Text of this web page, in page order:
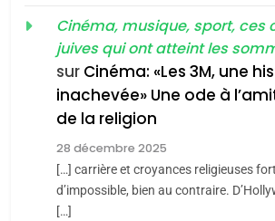
Tout sur la
SOUVENIRS
l’alliance
s’étendre à
d’Amérique
ISRAÉL JUDAISME
Cinéma, musique, sport, ces
juives qui ont atteint les
sur Cinéma: «Les 3M, une
inachevée» Une ode à
de la religion
28 décembre 2025
[…] carrière et croyances religieuses
d’impossible, bien au contraire.
[…]
Zrihen-Dvir
CE QUI NOUS
Jacques
JUDAISME
Maroc : Les